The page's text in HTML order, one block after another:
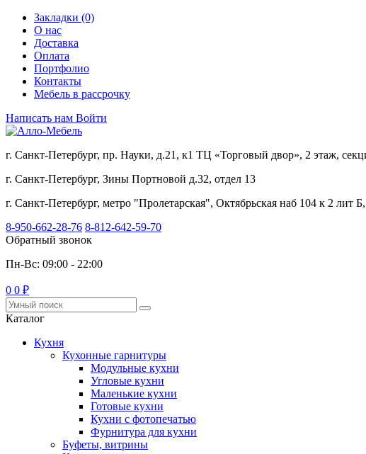
Закладки (0)
О нас
Доставка
Оплата
Портфолио
Контакты
Мебель в рассрочку
Написать нам Войти
г. Санкт-Петербург, пр. Науки, д.21, к1 ТЦ «Торговый двор», 2 этаж,
г. Санкт-Петербург, Зины Портновой д.32, отдел 13
г. Санкт-Петербург, метро "Пролетарская", Октябрьская наб 104 к 2 лит
8-950-662-28-76 8-812-642-59-70
Обратный звонок
Пн-Вс: 09:00 - 22:00
0 0 ₽
Каталог
Кухня
Кухонные гарнитуры
Модульные кухни
Угловые кухни
Маленькие кухни
Готовые кухни
Кухни с фотопечатью
Фурнитура для кухни
Буфеты, витрины